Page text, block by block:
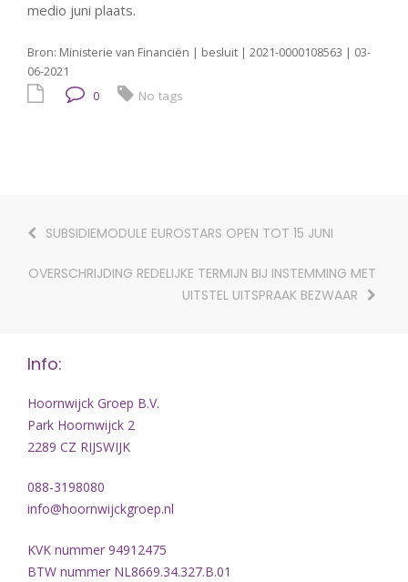
medio juni plaats.
Bron: Ministerie van Financiën | besluit | 2021-0000108563 | 03-
06-2021
0 No tags
SUBSIDIEMODULE EUROSTARS OPEN TOT 15 JUNI
OVERSCHRIJDING REDELIJKE TERMIJN BIJ INSTEMMING MET
UITSTEL UITSPRAAK BEZWAAR
Info:
Hoornwijck Groep B.V.
Park Hoornwijck 2
2289 CZ RIJSWIJK
088-3198080
info@hoornwijckgroep.nl
KVK nummer 94912475
BTW nummer NL8669.34.327.B.01